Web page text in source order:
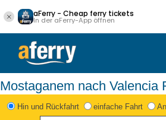
aFerry - Cheap ferry tickets
In der aFerry-App öffnen
Mostaganem nach Valencia
Hin und Rückfahrt einfache Fahrt